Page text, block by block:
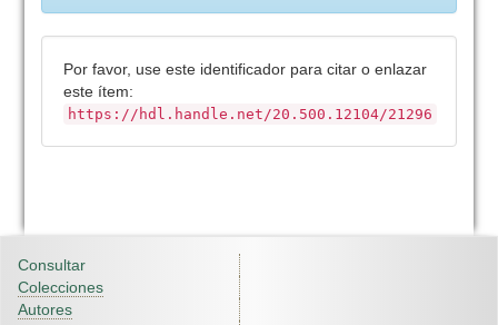
Por favor, use este identificador para citar o enlazar
este ítem:
https://hdl.handle.net/20.500.12104/21296
Consultar
Colecciones
Autores